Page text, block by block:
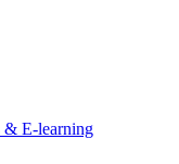
& E-learning